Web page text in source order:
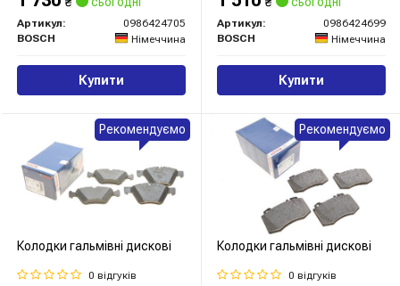
Артикул:
0986424705
BOSCH
Німеччина
Купити
Артикул:
0986424699
BOSCH
Німеччина
Купити
Колодки гальмівні дискові
0 відгуків
Рекомендуємо
Колодки гальмівні дискові
0 відгуків
Рекомендуємо